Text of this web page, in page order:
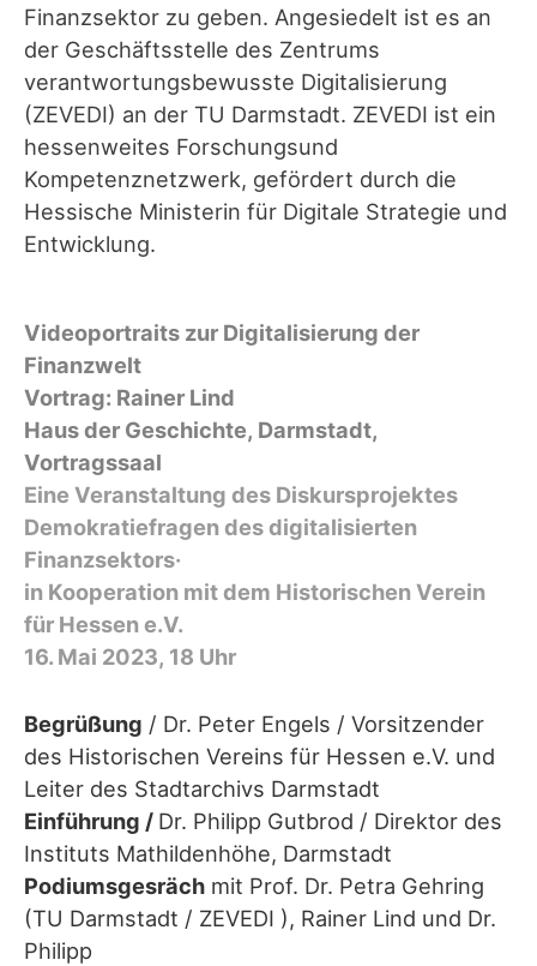
Finanzsektor zu geben. Angesiedelt ist es an
der Geschäftsstelle des Zentrums
verantwortungsbewusste Digitalisierung
(ZEVEDI) an der TU Darmstadt. ZEVEDI ist ein
hessenweites Forschungsund
Kompetenznetzwerk, gefördert durch die
Hessische Ministerin für Digitale Strategie und
Entwicklung.
Videoportraits zur Digitalisierung der
Finanzwelt
Vortrag: Rainer Lind
Haus der Geschichte, Darmstadt,
Vortragssaal
Eine Veranstaltung des Diskursprojektes
Demokratiefragen des digitalisierten
Finanzsektors·
in Kooperation mit dem Historischen Verein
für Hessen e.V.
16. Mai 2023, 18 Uhr
Begrüßung / Dr. Peter Engels / Vorsitzender
des Historischen Vereins für Hessen e.V. und
Leiter des Stadtarchivs Darmstadt
Einführung / Dr. Philipp Gutbrod / Direktor des
Instituts Mathildenhöhe, Darmstadt
Podiumsgesräch mit Prof. Dr. Petra Gehring
(TU Darmstadt / ZEVEDI ), Rainer Lind und Dr.
Philipp